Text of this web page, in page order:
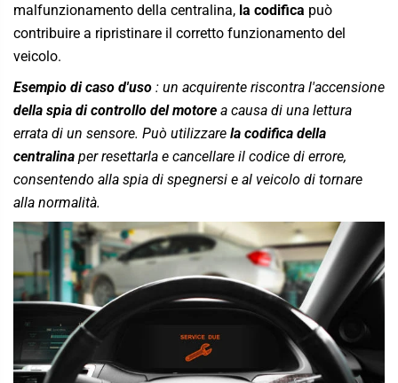
malfunzionamento della centralina, la codifica può
contribuire a ripristinare il corretto funzionamento del
veicolo.
Esempio di caso d'uso : un acquirente riscontra l'accensione
della spia di controllo del motore a causa di una lettura
errata di un sensore. Può utilizzare la codifica della
centralina per resettarla e cancellare il codice di errore,
consentendo alla spia di spegnersi e al veicolo di tornare
alla normalità.